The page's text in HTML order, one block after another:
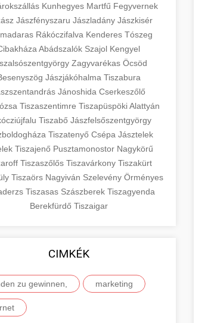
Kunhegyes Martfű Fegyvernek
Jászfényszaru Jászladány Jászkisér
Rákóczifalva Kenderes Tószeg
Abádszalók Szajol Kengyel
Zagyvarékas Öcsöd
Jászjákóhalma Tiszabura
Jánoshida Cserkeszőlő
Tiszaszentimre TiszapüspökiAlattyán
Tiszabő Jászfelsőszentgyörgy
Tiszatenyő Csépa Jásztelek
Tiszajenő Pusztamonostor Nagykörű
Tiszaszőlős Tiszavárkony Tiszakürt
Tiszaörs Nagyiván Szelevény Örményes
Tiszasas Szászberek Tiszagyenda
Berekfürdő Tiszaigar
CIMKÉK
zu gewinnen, marketing